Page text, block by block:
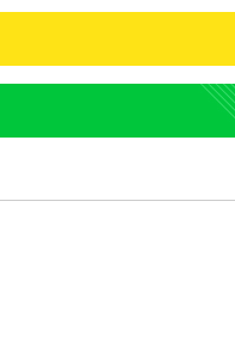
라', 일주일 써보니
오세훈 "용산공원 아파트,
학 뒤집는 것"